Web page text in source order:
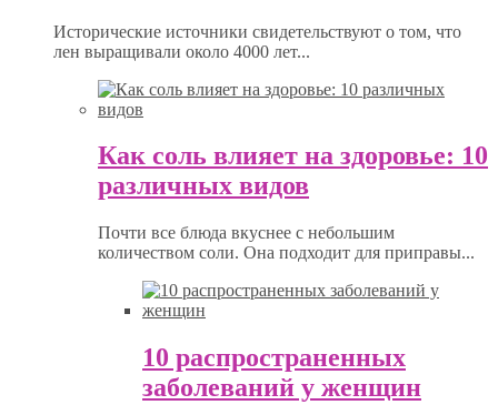
Исторические источники свидетельствуют о том, что
лен выращивали около 4000 лет...
Как соль влияет на здоровье: 10
различных видов
Почти все блюда вкуснее с небольшим
количеством соли. Она подходит для приправы...
10 распространенных
заболеваний у женщин